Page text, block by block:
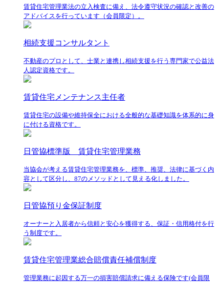
賃貸住宅管理業法の立入検査に備え、法令遵守状況の確認と改善の
アドバイスを行っています（会員限定）。
相続支援コンサルタント
不動産のプロとして、士業と連携し相続支援を行う専門家で公益法
人認定資格です。
賃貸住宅メンテナンス主任者
賃貸住宅の設備や維持保全における全般的な基礎知識を体系的に身
に付ける資格です。
日管協標準版 賃貸住宅管理業務
当協会が考える賃貸住宅管理業務を、標準、推奨、法律に基づく内
容として区分し、87のメソッドとして見える化しました。
日管協預り金保証制度
オーナーと入居者から信頼と安心を獲得する、保証・信用格付を行
う制度です。
賃貸住宅管理業総合賠償責任補償制度
管理業務に起因する万一の損害賠償請求に備える保険です(会員限